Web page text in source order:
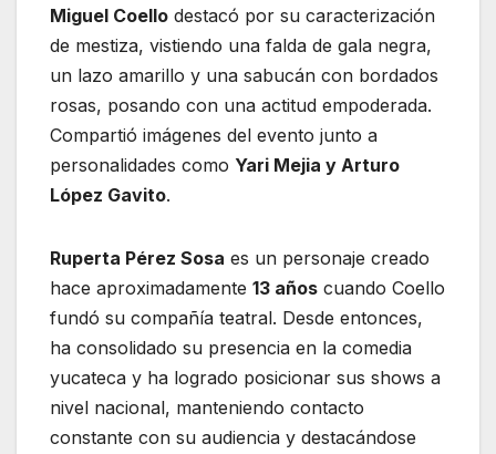
Miguel Coello destacó por su caracterización
de mestiza, vistiendo una falda de gala negra,
un lazo amarillo y una sabucán con bordados
rosas, posando con una actitud empoderada.
Compartió imágenes del evento junto a
personalidades como Yari Mejia y Arturo
López Gavito.
Ruperta Pérez Sosa es un personaje creado
hace aproximadamente 13 años cuando Coello
fundó su compañía teatral. Desde entonces,
ha consolidado su presencia en la comedia
yucateca y ha logrado posicionar sus shows a
nivel nacional, manteniendo contacto
constante con su audiencia y destacándose